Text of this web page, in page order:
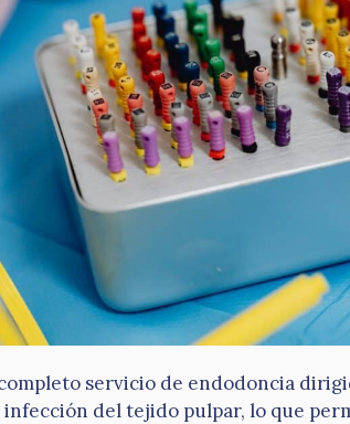
servicio de endodoncia
del tejido pulpar, lo que